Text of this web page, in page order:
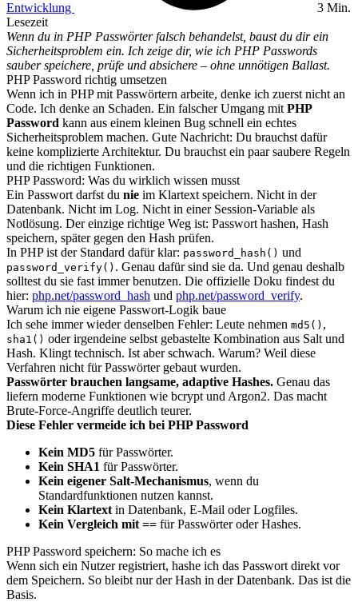
Entwicklung
3 Min.
Lesezeit
Wenn du in PHP Passwörter falsch behandelst, baust du dir ein
Sicherheitsproblem ein. Ich zeige dir, wie ich PHP Passwords
sauber speichere, prüfe und absichere – ohne unnötigen Ballast.
PHP Password richtig umsetzen
Wenn ich in PHP mit Passwörtern arbeite, denke ich zuerst nicht an
Code. Ich denke an Schaden. Ein falscher Umgang mit PHP
Password kann aus einem kleinen Bug schnell ein echtes
Sicherheitsproblem machen. Gute Nachricht: Du brauchst dafür
keine komplizierte Architektur. Du brauchst ein paar saubere Regeln
und die richtigen Funktionen.
PHP Password: Was du wirklich wissen musst
Ein Passwort darfst du nie im Klartext speichern. Nicht in der
Datenbank. Nicht im Log. Nicht in einer Session-Variable als
Notlösung. Der einzige richtige Weg ist: Passwort hashen, Hash
speichern, später gegen den Hash prüfen.
In PHP ist der Standard dafür klar: password_hash() und
password_verify() . Genau dafür sind sie da. Und genau deshalb
solltest du sie fast immer benutzen. Die offizielle Doku findest du
hier: php.net/password_hash und php.net/password_verify.
Warum ich nie eigene Passwort-Logik baue
Ich sehe immer wieder denselben Fehler: Leute nehmen md5() ,
sha1() oder irgendeine selbst gebastelte Kombination aus Salt und
Hash. Klingt technisch. Ist aber schwach. Warum? Weil diese
Verfahren nicht für Passwörter gebaut wurden.
Passwörter brauchen langsame, adaptive Hashes. Genau das
liefern moderne Funktionen wie bcrypt und Argon2. Das macht
Brute-Force-Angriffe deutlich teurer.
Diese Fehler vermeide ich bei PHP Password
Kein MD5 für Passwörter.
Kein SHA1 für Passwörter.
Kein eigener Salt-Mechanismus, wenn du
Standardfunktionen nutzen kannst.
Kein Klartext in Datenbank, E-Mail oder Logfiles.
Kein Vergleich mit == für Passwörter oder Hashes.
PHP Password speichern: So mache ich es
Wenn sich ein Nutzer registriert, hashe ich das Passwort direkt vor
dem Speichern. So bleibt nur der Hash in der Datenbank. Das ist die
Basis.